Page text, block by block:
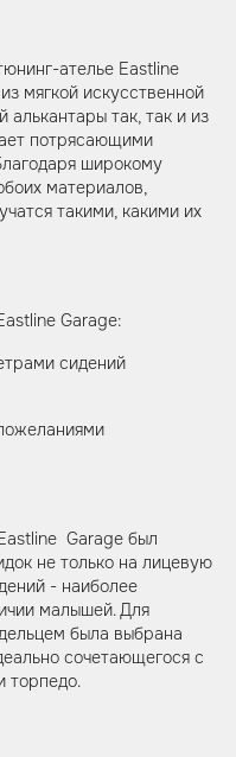
ателье Eastline
мягкой искусственной
алькантары так, так и из
потрясающими
широкому
материалов,
такими, какими их
Garage:
сидений
Garage был
не только на лицевую
- наиболее
малышей. Для
была выбрана
сочетающегося с
торпедо.